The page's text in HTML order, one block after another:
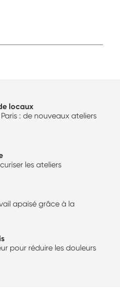
locaux
: de nouveaux ateliers
les ateliers
apaisé grâce à la
pour réduire les douleurs